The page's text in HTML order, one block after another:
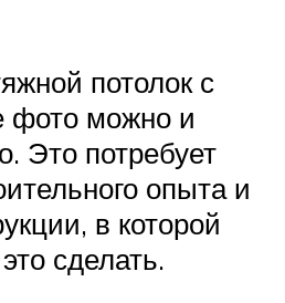
потолок с
фото можно и
Это потребует
опыта и
в которой
сделать.